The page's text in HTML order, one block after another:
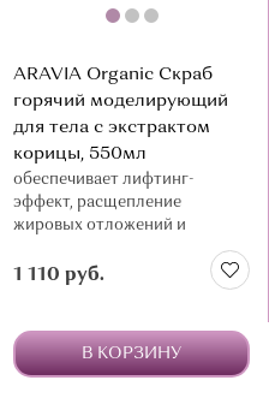
ARAVIA Organic Скраб
горячий моделирующий
для тела c экстрактом
корицы, 550мл
обеспечивает лифтинг-
эффект, расщепление
жировых отложений и
1 110 руб.
В КОРЗИНУ